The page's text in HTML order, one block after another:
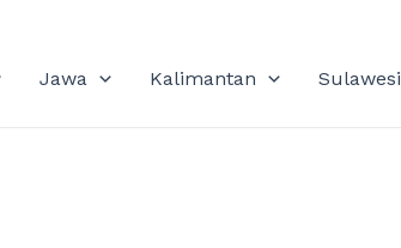
Jawa Kalimantan Sulawesi